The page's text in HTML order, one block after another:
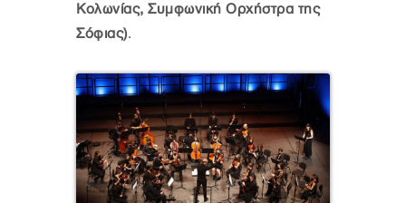
Κολωνίας, Συμφωνική Ορχήστρα της
Σόφιας).